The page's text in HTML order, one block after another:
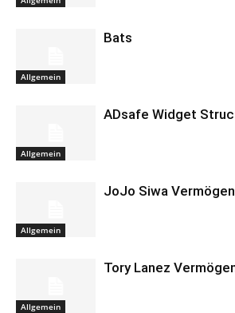
Allgemein
Bats
Allgemein
ADsafe Widget
Allgemein
JoJo Siwa Vermögen
Allgemein
Tory Lanez